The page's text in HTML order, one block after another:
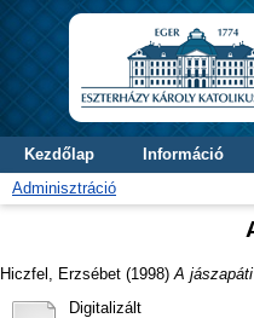
Kezdőlap Információ
Adminisztráció
Hiczfel, Erzsébet (1998) A
Digitalizált